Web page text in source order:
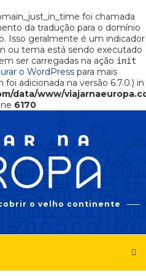
foi chamada
da tradução para o domínio
Isso geralmente é um indicador
ou tema está sendo executado
ser carregadas na ação init
o WordPress para mais
adicionada na versão 6.7.0.) in
data/www/
6170
o velho continente